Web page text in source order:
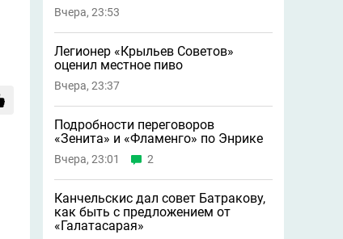
Вчера, 23:53
Легионер «Крыльев Советов»
оценил местное пиво
Вчера, 23:37
Подробности переговоров
«Зенита» и «Фламенго» по Энрике
Вчера, 23:01 2
Канчельскис дал совет Батракову,
как быть с предложением от
«Галатасарая»